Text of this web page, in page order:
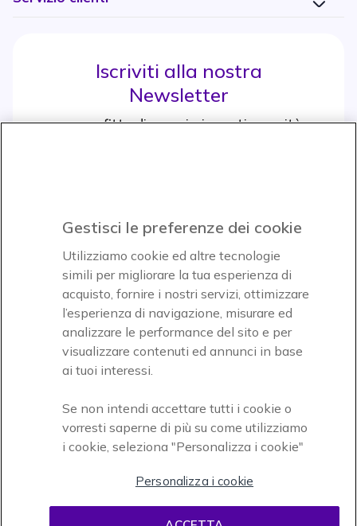
Iscriviti alla nostra
Newsletter
e approfitta di maggiori sconti e novità
Icon
Icon
Paga facilmente ed in assoluta sicurezza
Accettiamo
Gestisci le preferenze dei cookie
Utilizziamo cookie ed altre tecnologie
simili per migliorare la tua esperienza di
acquisto, fornire i nostri servizi, ottimizzare
l’esperienza di navigazione, misurare ed
analizzare le performance del sito e per
visualizzare contenuti ed annunci in base
ai tuoi interessi.
Se non intendi accettare tutti i cookie o
vorresti saperne di più su come utilizziamo
i cookie, seleziona "Personalizza i cookie"
Personalizza i cookie